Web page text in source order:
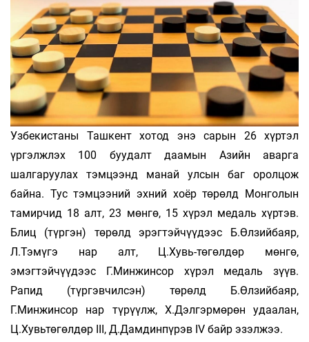
Узбекистаны Ташкент хотод энэ сарын 26 хүртэл
үргэлжлэх 100 буудалт даамын Азийн аварга
шалгаруулах тэмцээнд манай улсын баг оролцож
байна. Тус тэмцээний эхний хоёр төрөлд Монголын
тамирчид 18 алт, 23 мөнгө, 15 хүрэл медаль хүртэв.
Блиц (түргэн) төрөлд эрэгтэйчүүдээс Б.Өлзийбаяр,
Л.Тэмүгэ нар алт, Ц.Хувь-төгөлдөр мөнгө,
эмэгтэйчүүдээс Г.Минжинсор хүрэл медаль зүүв.
Рапид (түргэвчилсэн) төрөлд Б.Өлзийбаяр,
Г.Минжинсор нар түрүүлж, Х.Дэлгэрмөрөн удаалан,
Ц.Хувьтөгөлдөр III, Д.Дамдинпүрэв IV байр эзэлжээ.